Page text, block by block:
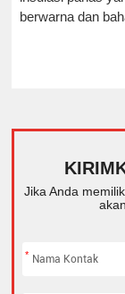
berwarna dan
Jika Anda
*